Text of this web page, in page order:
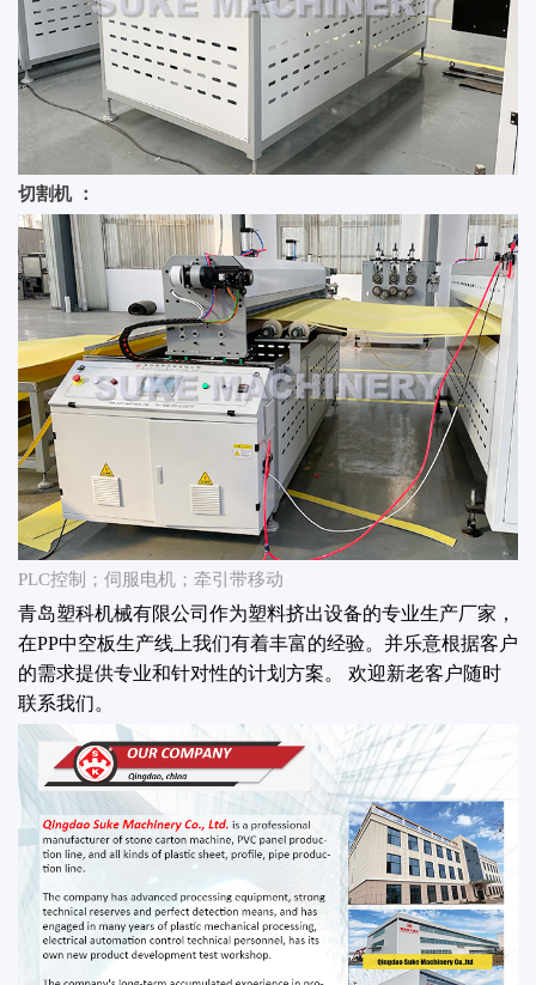
切割机 ：
PLC控制；伺服电机；牵引带移动
青岛塑科机械有限公司作为塑料挤出设备的专业生产厂家，
在PP中空板生产线上我们有着丰富的经验。并乐意根据客户
的需求提供专业和针对性的计划方案。 欢迎新老客户随时
联系我们。